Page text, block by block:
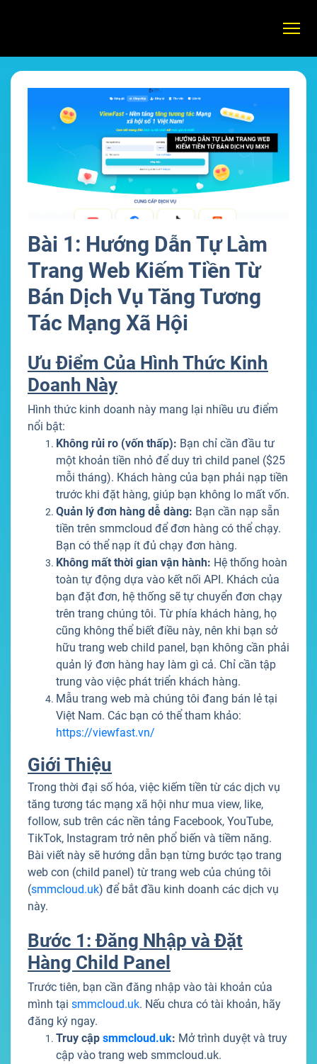
Bài 1: Hướng Dẫn Tự Làm
Trang Web Kiếm Tiền Từ
Bán Dịch Vụ Tăng Tương
Tác Mạng Xã Hội
Ưu Điểm Của Hình Thức Kinh
Doanh Này
Hình thức kinh doanh này mang lại nhiều ưu điểm
nổi bật:
Không rủi ro (vốn thấp): Bạn chỉ cần đầu tư
một khoản tiền nhỏ để duy trì child panel ($25
mỗi tháng). Khách hàng của bạn phải nạp tiền
trước khi đặt hàng, giúp bạn không lo mất vốn.
Quản lý đơn hàng dễ dàng: Bạn cần nạp sẵn
tiền trên smmcloud để đơn hàng có thể chạy.
Bạn có thể nạp ít đủ chạy đơn hàng.
Không mất thời gian vận hành: Hệ thống hoàn
toàn tự động dựa vào kết nối API. Khách của
bạn đặt đơn, hệ thống sẽ tự chuyển đơn chạy
trên trang chúng tôi. Từ phía khách hàng, họ
cũng không thể biết điều này, nên khi bạn sở
hữu trang web child panel, bạn không cần phải
quản lý đơn hàng hay làm gì cả. Chỉ cần tập
trung vào việc phát triển khách hàng.
Mẫu trang web mà chúng tôi đang bán lẻ tại
Việt Nam. Các bạn có thể tham khảo:
https://viewfast.vn/
Giới Thiệu
Trong thời đại số hóa, việc kiếm tiền từ các dịch vụ
tăng tương tác mạng xã hội như mua view, like,
follow, sub trên các nền tảng Facebook, YouTube,
TikTok, Instagram trở nên phổ biến và tiềm năng.
Bài viết này sẽ hướng dẫn bạn từng bước tạo trang
web con (child panel) từ trang web của chúng tôi
(smmcloud.uk) để bắt đầu kinh doanh các dịch vụ
này.
Bước 1: Đăng Nhập và Đặt
Hàng Child Panel
Trước tiên, bạn cần đăng nhập vào tài khoản của
mình tại smmcloud.uk. Nếu chưa có tài khoản, hãy
đăng ký ngay.
Truy cập smmcloud.uk: Mở trình duyệt và truy
cập vào trang web smmcloud.uk.